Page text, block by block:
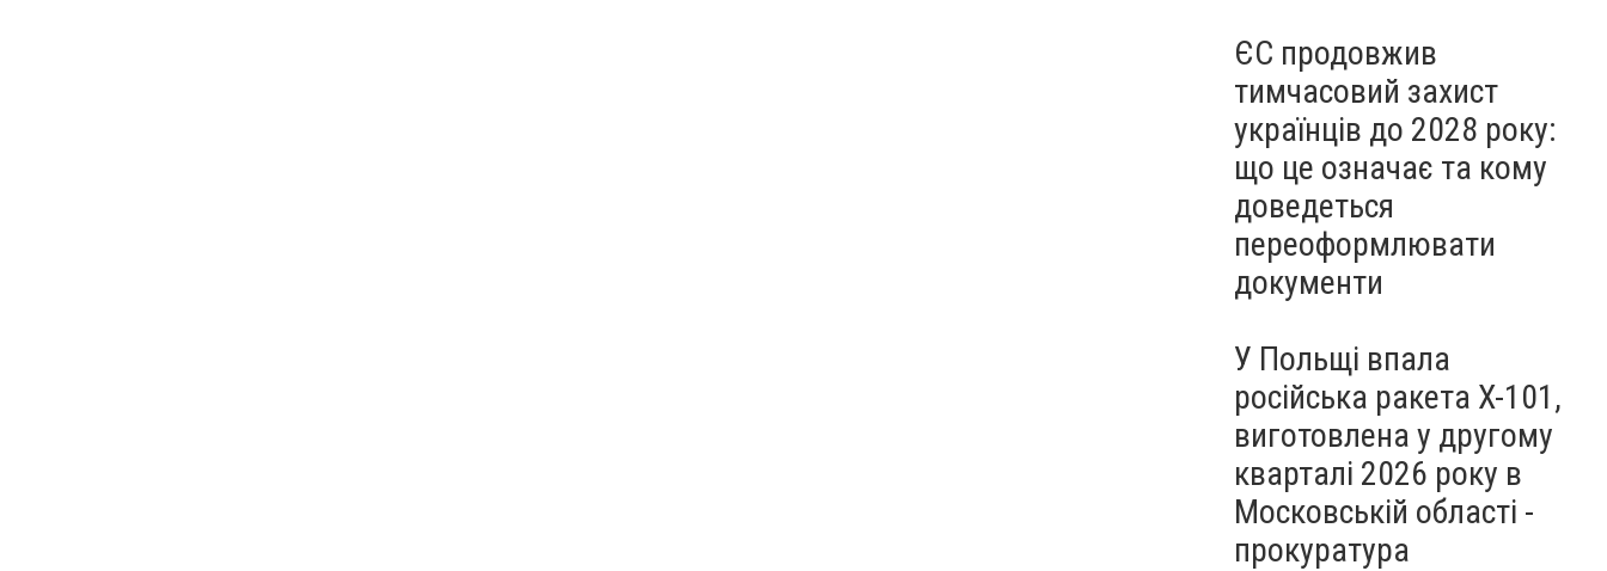
ЄС продовжив
тимчасовий захист
українців до 2028 року:
що це означає та кому
доведеться
переоформлювати
документи
У Польщі впала
російська ракета X-101,
виготовлена у другому
кварталі 2026 року в
Московській області -
прокуратура